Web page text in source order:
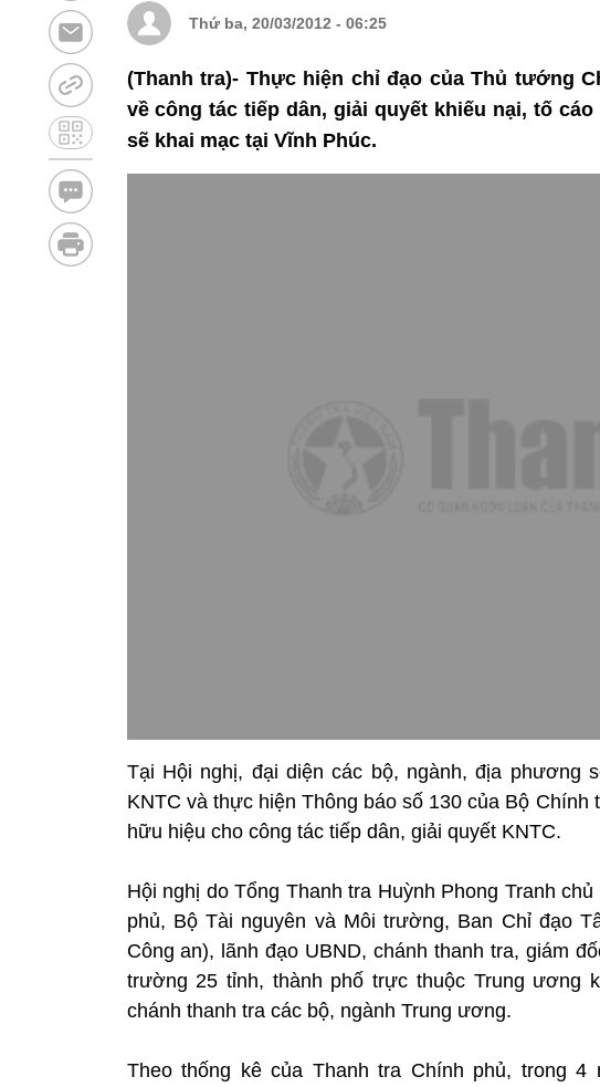
Thứ ba, 20/03/2012 - 06:25
(Thanh tra)- Thực hiện chỉ đạo của Thủ tướng
về công tác tiếp dân, giải quyết khiếu nại, tố
sẽ khai mạc tại Vĩnh Phúc.
Tại Hội nghị, đại diện các bộ, ngành, địa phương
KNTC và thực hiện Thông báo số 130 của Bộ
hữu hiệu cho công tác tiếp dân, giải quyết KNTC.
Hội nghị do Tổng Thanh tra Huỳnh Phong Tranh
phủ, Bộ Tài nguyên và Môi trường, Ban Chỉ đạo
Công an), lãnh đạo UBND, chánh thanh tra, giám
trường 25 tỉnh, thành phố trực thuộc Trung
chánh thanh tra các bộ, ngành Trung ương.
Theo thống kê của Thanh tra Chính phủ, trong